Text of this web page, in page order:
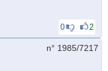
0 2
n° 1985/7217